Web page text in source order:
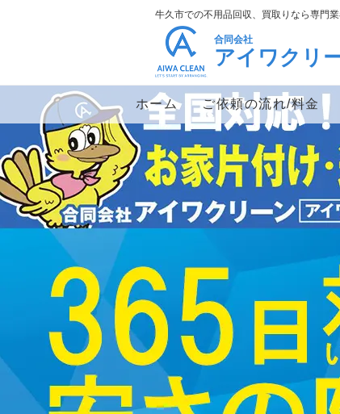
牛久市での不用品回収、買取りなら専門
合同会社
アイワクリ
ホーム ご依頼の流れ/料金